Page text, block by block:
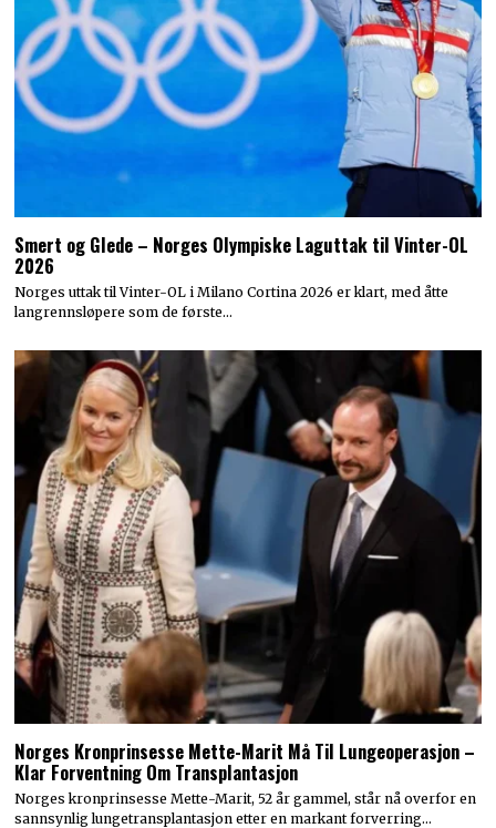
Smert og Glede – Norges Olympiske Laguttak til Vinter-OL
2026
Norges uttak til Vinter-OL i Milano Cortina 2026 er klart, med åtte
langrennsløpere som de første…
Norges Kronprinsesse Mette-Marit Må Til Lungeoperasjon –
Klar Forventning Om Transplantasjon
Norges kronprinsesse Mette-Marit, 52 år gammel, står nå overfor en
sannsynlig lungetransplantasjon etter en markant forverring…